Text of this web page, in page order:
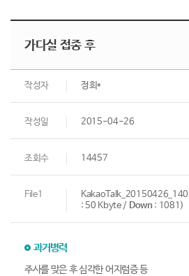
가다실 접종 후
작성자 정희*
작성일 2015-04-26
조회수 14457
File1
: 50 Kbyte / Down : 1081)
과거병력
주사를 맞은 후 심각한 어지럼증 등